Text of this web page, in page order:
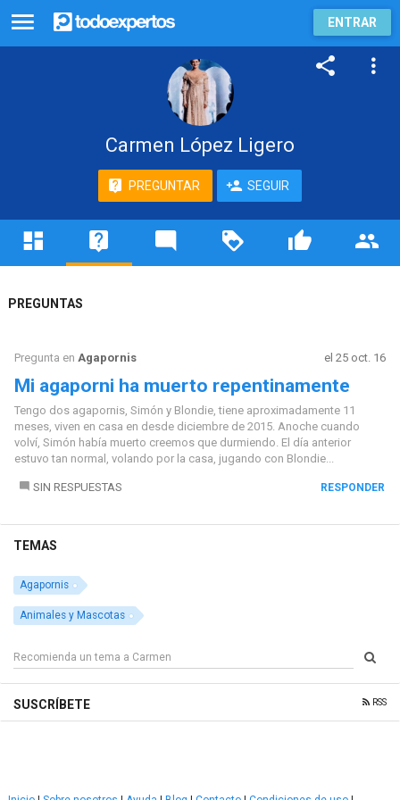
ENTRAR
Carmen López Ligero
PREGUNTAR SEGUIR
PREGUNTAS
Pregunta en Agapornis el 25 oct. 16
Mi agaporni ha muerto repentinamente
Tengo dos agapornis, Simón y Blondie, tiene aproximadamente 11
meses, viven en casa en desde diciembre de 2015. Anoche cuando
volví, Simón había muerto creemos que durmiendo. El día anterior
estuvo tan normal, volando por la casa, jugando con Blondie...
SIN RESPUESTAS RESPONDER
TEMAS
Agapornis
Animales y Mascotas
SUSCRÍBETE RSS